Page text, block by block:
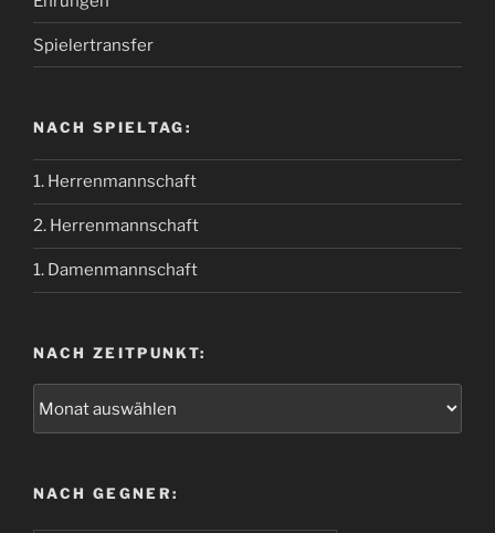
Spielertransfer
NACH SPIELTAG:
1. Herrenmannschaft
2. Herrenmannschaft
1. Damenmannschaft
NACH ZEITPUNKT:
NACH GEGNER: